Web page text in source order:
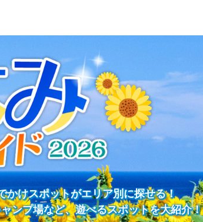
かけスポットがエリア別に探せる！
ンプ場など、遊べるスポットを大紹介！